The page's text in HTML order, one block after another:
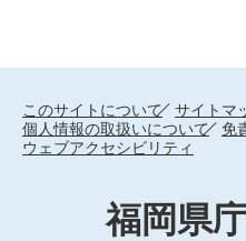
このサイトについて
サイトマ
個人情報の取扱いについて
免
ウェブアクセシビリティ
福岡県